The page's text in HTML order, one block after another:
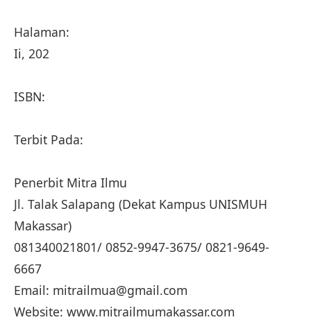
Halaman:
Ii, 202
ISBN:
Terbit Pada:
Penerbit Mitra Ilmu
Jl. Talak Salapang (Dekat Kampus UNISMUH
Makassar)
081340021801/ 0852-9947-3675/ 0821-9649-
6667
Email: mitrailmua@gmail.com
Website: www.mitrailmumakassar.com